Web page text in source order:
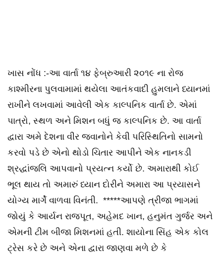
ખાસ નોંધ :-આ વાર્તા ૧૪ ફેબ્રુઆરી ૨૦૧૯ ના રોજ
કાશ્મીરના પુલવામામાં થયેલા આતંકવાદી હુમલાને ધ્યાનમાં
રાખીને લખવામાં આવેલી એક કાલ્પનિક વાર્તા છે. એમાં
પાત્રો, સ્થળ અને મિશન બધું જ કાલ્પનિક છે. આ વાર્તા
દ્વારા અમે દેશના વીર જવાનોને કેવી પરિસ્થિતિનો સામનો
કરવો પડે છે એનો થોડો ચિતાર આપીને એક નાનકડી
શ્રદ્ધાંજલિ આપવાનો પ્રયત્ન કર્યો છે. અમારાથી કોઈ
ભૂલ થાય તો અમારું ધ્યાન દોરીને અમારા આ પ્રયાસને
યોગ્ય માર્ગે વાળવા વિનંતી. *****આપણે ત્રીજા ભાગમાં
જોયું કે આર્યન રાજપૂત, અહેમદ ખાન, હનુમંત ગુર્જર અને
એમની ટીમ બીજા મિશનમાં હતી. શાયોના સિંહ એક કોલ
ટ્રેસ કરે છે અને એના દ્વારા જાણવા મળે છે કે